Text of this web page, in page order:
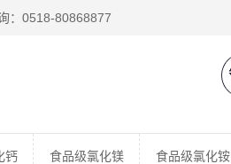
：0518-80868877
钙 食品级氯化镁 食品级氯化铵